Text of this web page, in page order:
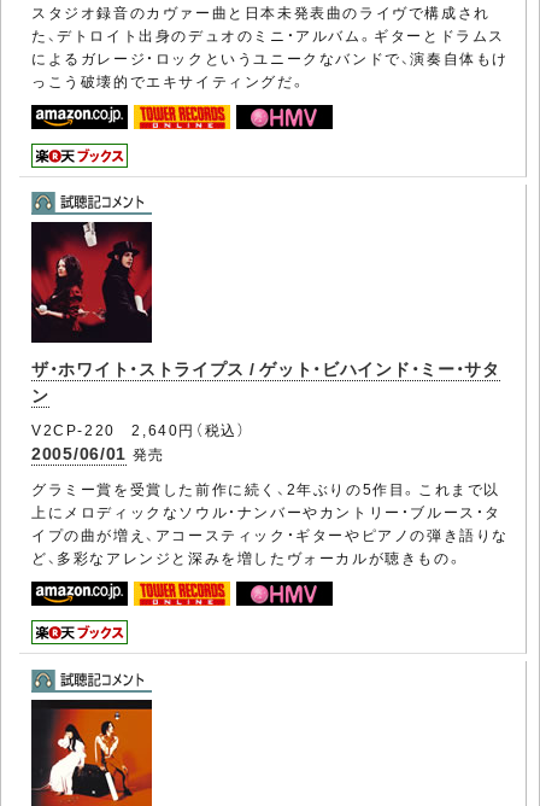
スタジオ録音のカヴァー曲と日本未発表曲のライヴで構成され
た、デトロイト出身のデュオのミニ・アルバム。ギターとドラムス
によるガレージ・ロックというユニークなバンドで、演奏自体もけ
っこう破壊的でエキサイティングだ。
ザ・ホワイト・ストライプス / ゲット・ビハインド・ミー・サタ
ン
V2CP-220 2,640円（税込）
2005/06/01 発売
グラミー賞を受賞した前作に続く、2年ぶりの5作目。これまで以
上にメロディックなソウル・ナンバーやカントリー・ブルース・タ
イプの曲が増え、アコースティック・ギターやピアノの弾き語りな
ど、多彩なアレンジと深みを増したヴォーカルが聴きもの。